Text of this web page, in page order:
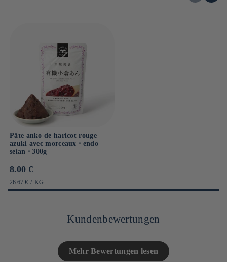
Pâte anko de haricot rouge
azuki avec morceaux ⋅ endo
seian ⋅ 300g
Prix
habituel
8.00 €
PRIX
UNITAIRE
26.67 € / PAR
KG
Kundenbewertungen
Mehr Bewertungen lesen